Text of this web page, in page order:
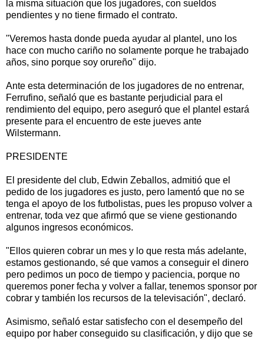
la misma situación que los jugadores, con sueldos
pendientes y no tiene firmado el contrato.
"Veremos hasta donde pueda ayudar al plantel, uno los
hace con mucho cariño no solamente porque he trabajado
años, sino porque soy orureño" dijo.
Ante esta determinación de los jugadores de no entrenar,
Ferrufino, señaló que es bastante perjudicial para el
rendimiento del equipo, pero aseguró que el plantel estará
presente para el encuentro de este jueves ante
Wilstermann.
PRESIDENTE
El presidente del club, Edwin Zeballos, admitió que el
pedido de los jugadores es justo, pero lamentó que no se
tenga el apoyo de los futbolistas, pues les propuso volver a
entrenar, toda vez que afirmó que se viene gestionando
algunos ingresos económicos.
"Ellos quieren cobrar un mes y lo que resta más adelante,
estamos gestionando, sé que vamos a conseguir el dinero
pero pedimos un poco de tiempo y paciencia, porque no
queremos poner fecha y volver a fallar, tenemos sponsor por
cobrar y también los recursos de la televisación", declaró.
Asimismo, señaló estar satisfecho con el desempeño del
equipo por haber conseguido su clasificación, y dijo que se